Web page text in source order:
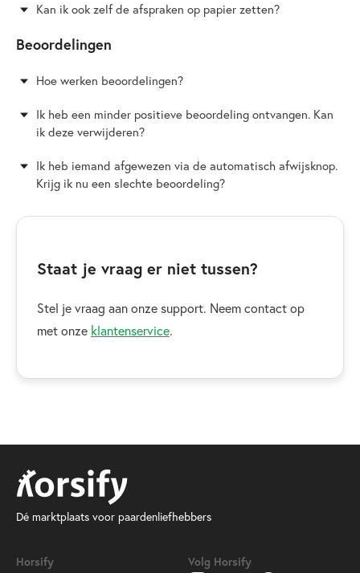
Kan ik ook zelf de afspraken op papier zetten?
Beoordelingen
Hoe werken beoordelingen?
Ik heb een minder positieve beoordeling ontvangen. Kan
ik deze verwijderen?
Ik heb iemand afgewezen via de automatisch afwijsknop.
Krijg ik nu een slechte beoordeling?
Staat je vraag er niet tussen?
Stel je vraag aan onze support. Neem contact op
met onze klantenservice.
Dé marktplaats voor paardenliefhebbers
Horsify Volg Horsify